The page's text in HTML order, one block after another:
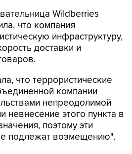
Wildberries
что компания
инфраструктуру,
доставки и
что террористические
компании
непреодолимой
невнесение этого пункта в
поэтому эти
подлежат возмещению".